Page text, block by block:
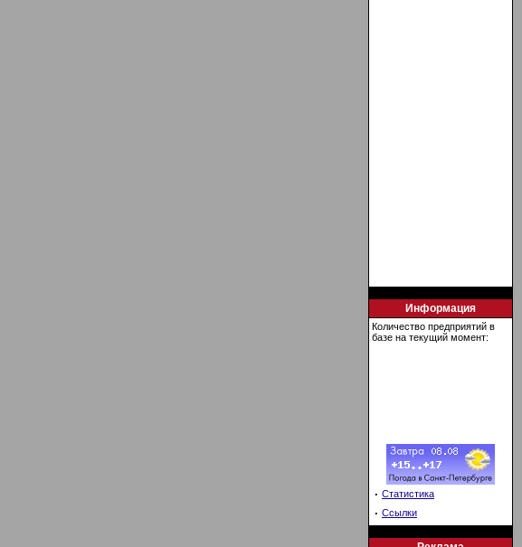
Информация
Количество предприятий в
базе на текущий момент:
· Статистика
· Ссылки